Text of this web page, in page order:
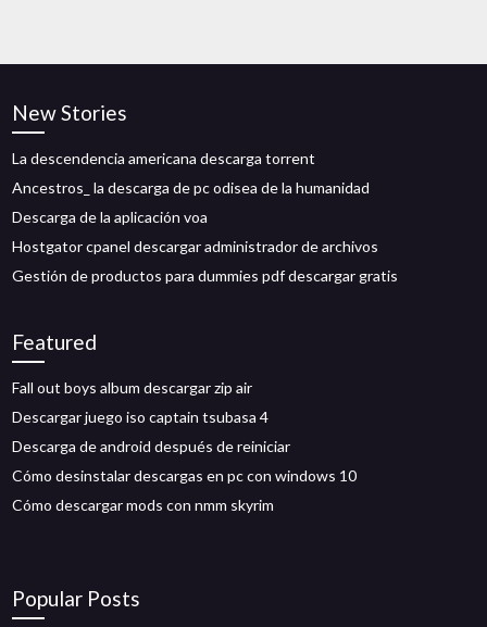
New Stories
La descendencia americana descarga torrent
Ancestros_ la descarga de pc odisea de la humanidad
Descarga de la aplicación voa
Hostgator cpanel descargar administrador de archivos
Gestión de productos para dummies pdf descargar gratis
Featured
Fall out boys album descargar zip air
Descargar juego iso captain tsubasa 4
Descarga de android después de reiniciar
Cómo desinstalar descargas en pc con windows 10
Cómo descargar mods con nmm skyrim
Popular Posts